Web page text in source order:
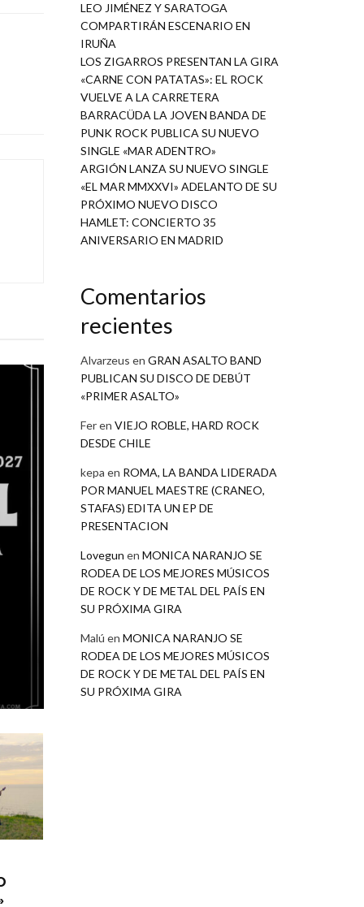
LEO JIMÉNEZ Y SARATOGA
COMPARTIRÁN ESCENARIO EN
IRUÑA
LOS ZIGARROS PRESENTAN LA GIRA
«CARNE CON PATATAS»: EL ROCK
VUELVE A LA CARRETERA
BARRACÜDA LA JOVEN BANDA DE
PUNK ROCK PUBLICA SU NUEVO
SINGLE «MAR ADENTRO»
ARGIÓN LANZA SU NUEVO SINGLE
«EL MAR MMXXVI» ADELANTO DE SU
PRÓXIMO NUEVO DISCO
HAMLET: CONCIERTO 35
ANIVERSARIO EN MADRID
Comentarios
recientes
Alvarzeus en GRAN ASALTO BAND
PUBLICAN SU DISCO DE DEBÚT
«PRIMER ASALTO»
Feren VIEJO ROBLE, HARD ROCK
DESDE CHILE
kepa en ROMA, LA BANDA LIDERADA
POR MANUEL MAESTRE (CRANEO,
STAFAS) EDITA UN EP DE
PRESENTACION
Lovegun en MONICA NARANJO SE
RODEA DE LOS MEJORES MÚSICOS
DE ROCK Y DE METAL DEL PAÍS EN
SU PRÓXIMA GIRA
Malú en MONICA NARANJO SE
RODEA DE LOS MEJORES MÚSICOS
DE ROCK Y DE METAL DEL PAÍS EN
SU PRÓXIMA GIRA